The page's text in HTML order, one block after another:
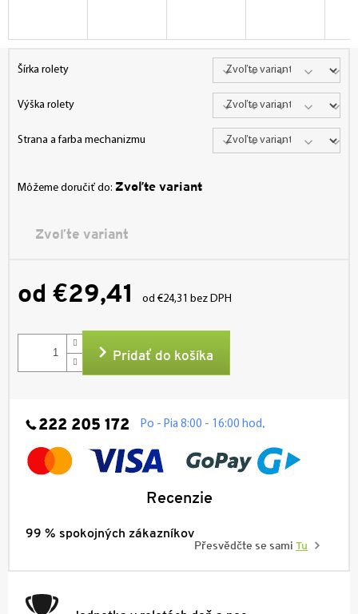
od €29,41 od €24,31 bez DPH
cena:
Šírka rolety
Výška rolety
Strana a farba mechanizmu
Môžeme doručiť do: Zvoľte variant
Zvoľte variant
Pridať do košíka
222 205 172 Po - Pia 8:00 - 16:00 hod .
Recenzie
99 % spokojných zákazníkov
Přesvědčte se sami Tu